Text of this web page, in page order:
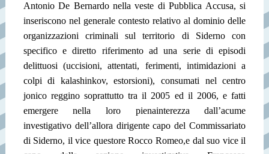
Antonio De Bernardo nella veste di Pubblica Accusa, si
inseriscono nel generale contesto relativo al dominio delle
organizzazioni criminali sul territorio di Siderno con
specifico e diretto riferimento ad una serie di episodi
delittuosi (uccisioni, attentati, ferimenti, intimidazioni a
colpi di kalashinkov, estorsioni), consumati nel centro
jonico reggino soprattutto tra il 2005 ed il 2006, e fatti
emergere nella loro pienainterezza dall’acume
investigativo dell’allora dirigente capo del Commissariato
di Siderno, il vice questore Rocco Romeo,e dal suo vice il